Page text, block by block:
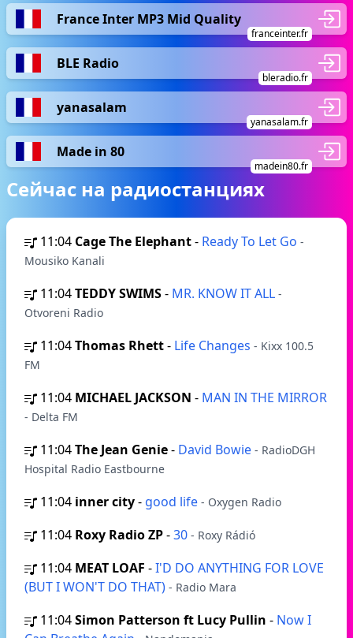
France Inter MP3 Mid Quality
franceinter.fr
BLE Radio
bleradio.fr
yanasalam
yanasalam.fr
Made in 80
madein80.fr
Сейчас на радиостанциях
11:04 Cage The Elephant- Ready To Let Go -
Mousiko Kanali
11:04TEDDY SWIMS- MR. KNOW IT ALL -
Otvoreni Radio
11:04Thomas Rhett- Life Changes - Kixx 100.5
FM
11:04 MICHAEL JACKSON - MAN IN THE MIRROR
- Delta FM
11:04The Jean Genie- David Bowie - RadioDGH
Hospital Radio Eastbourne
11:04 inner city- good life - Oxygen Radio
11:04 Roxy Radio ZP-30 - Roxy Rádió
11:04 MEAT LOAF -I'D DO ANYTHING FOR LOVE
(BUT I WON'T DO THAT) - Radio Mara
11:04Simon Patterson ft Lucy Pullin - Now I